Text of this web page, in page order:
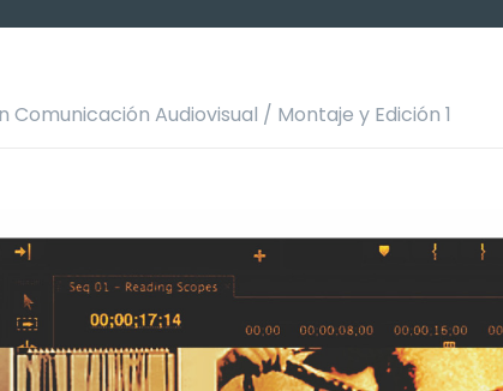
Comunicación Audiovisual / Montaje y Edición 1